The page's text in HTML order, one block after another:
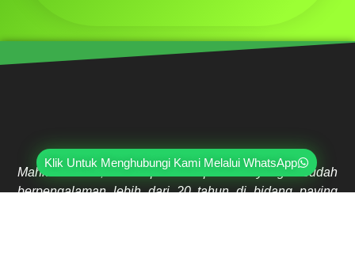
Klik Untuk Menghubungi Kami Melalui WhatsApp
Mahri Beton, merupakan pabrik yang sudah
berpengalaman lebih dari 20 tahun di bidang paving